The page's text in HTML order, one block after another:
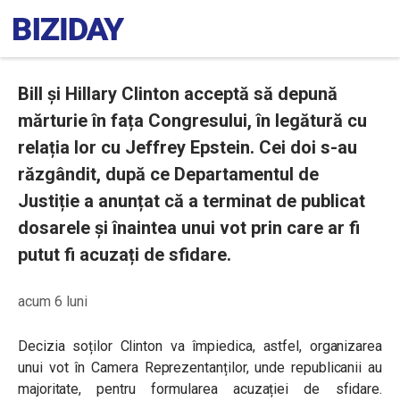
Bill și Hillary Clinton acceptă să depună
mărturie în fața Congresului, în legătură cu
relația lor cu Jeffrey Epstein. Cei doi s-au
răzgândit, după ce Departamentul de
Justiție a anunțat că a terminat de publicat
dosarele și înaintea unui vot prin care ar fi
putut fi acuzați de sfidare.
acum 6 luni
Decizia soților Clinton va împiedica, astfel, organizarea
unui vot în Camera Reprezentanților, unde republicanii au
majoritate, pentru formularea acuzației de sfidare.